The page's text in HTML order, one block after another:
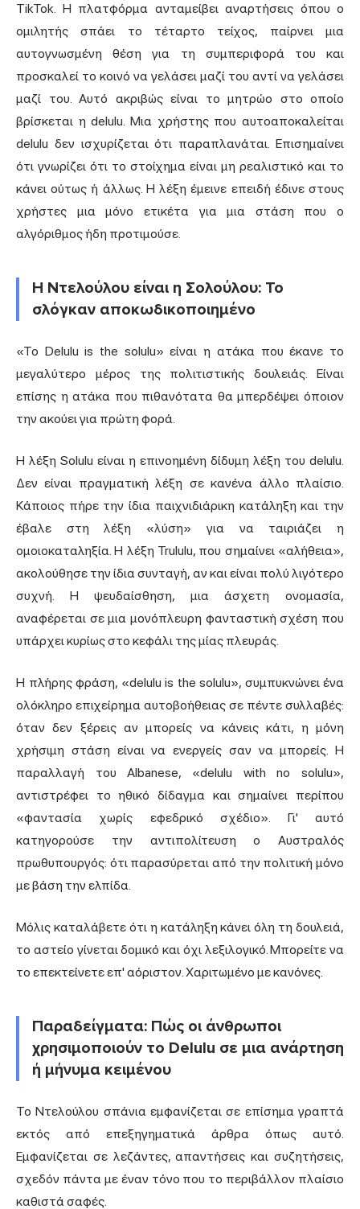
TikTok. Η πλατφόρμα ανταμείβει αναρτήσεις όπου ο
ομιλητής σπάει το τέταρτο τείχος, παίρνει μια
αυτογνωσμένη θέση για τη συμπεριφορά του και
προσκαλεί το κοινό να γελάσει μαζί του αντί να γελάσει
μαζί του. Αυτό ακριβώς είναι το μητρώο στο οποίο
βρίσκεται η delulu. Μια χρήστης που αυτοαποκαλείται
delulu δεν ισχυρίζεται ότι παραπλανάται. Επισημαίνει
ότι γνωρίζει ότι το στοίχημα είναι μη ρεαλιστικό και το
κάνει ούτως ή άλλως. Η λέξη έμεινε επειδή έδινε στους
χρήστες μια μόνο ετικέτα για μια στάση που ο
αλγόριθμος ήδη προτιμούσε.
Η Ντελούλου είναι η Σολούλου: Το
σλόγκαν αποκωδικοποιημένο
«Το Delulu is the solulu» είναι η ατάκα που έκανε το
μεγαλύτερο μέρος της πολιτιστικής δουλειάς. Είναι
επίσης η ατάκα που πιθανότατα θα μπερδέψει όποιον
την ακούει για πρώτη φορά.
Η λέξη Solulu είναι η επινοημένη δίδυμη λέξη του delulu.
Δεν είναι πραγματική λέξη σε κανένα άλλο πλαίσιο.
Κάποιος πήρε την ίδια παιχνιδιάρικη κατάληξη και την
έβαλε στη λέξη «λύση» για να ταιριάζει η
ομοιοκαταληξία. Η λέξη Trululu, που σημαίνει «αλήθεια»,
ακολούθησε την ίδια συνταγή, αν και είναι πολύ λιγότερο
συχνή. Η ψευδαίσθηση, μια άσχετη ονομασία,
αναφέρεται σε μια μονόπλευρη φανταστική σχέση που
υπάρχει κυρίως στο κεφάλι της μίας πλευράς.
Η πλήρης φράση, «delulu is the solulu», συμπυκνώνει ένα
ολόκληρο επιχείρημα αυτοβοήθειας σε πέντε συλλαβές:
όταν δεν ξέρεις αν μπορείς να κάνεις κάτι, η μόνη
χρήσιμη στάση είναι να ενεργείς σαν να μπορείς. Η
παραλλαγή του Albanese, «delulu with no solulu»,
αντιστρέφει το ηθικό δίδαγμα και σημαίνει περίπου
«φαντασία χωρίς εφεδρικό σχέδιο». Γι' αυτό
κατηγορούσε την αντιπολίτευση ο Αυστραλός
πρωθυπουργός: ότι παρασύρεται από την πολιτική μόνο
με βάση την ελπίδα.
Μόλις καταλάβετε ότι η κατάληξη κάνει όλη τη δουλειά,
το αστείο γίνεται δομικό και όχι λεξιλογικό. Μπορείτε να
το επεκτείνετε επ' αόριστον. Χαριτωμένο με κανόνες.
Παραδείγματα: Πώς οι άνθρωποι
χρησιμοποιούν το Delulu σε μια ανάρτηση
ή μήνυμα κειμένου
Το Ντελούλου σπάνια εμφανίζεται σε επίσημα γραπτά
εκτός από επεξηγηματικά άρθρα όπως αυτό.
Εμφανίζεται σε λεζάντες, απαντήσεις και συζητήσεις,
σχεδόν πάντα με έναν τόνο που το περιβάλλον πλαίσιο
καθιστά σαφές.